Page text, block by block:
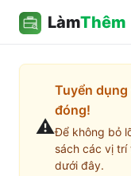
LàmThêm
⚠️
Tuyển
đóng!
Để không bỏ
sách các vị
dưới đây.